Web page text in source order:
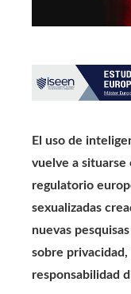
El uso de
vuelve a
regulatorio
sexualizadas
nuevas
sobre
responsabilidad